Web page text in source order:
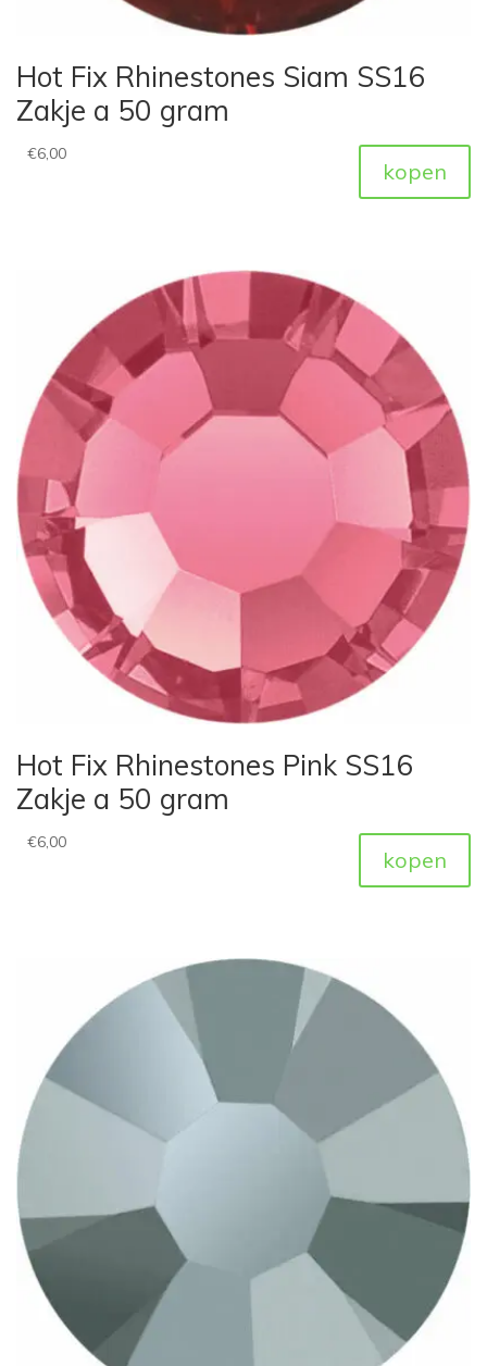
Hot Fix Rhinestones Siam SS16
Zakje a 50 gram
€6,00
kopen
Hot Fix Rhinestones Pink SS16
Zakje a 50 gram
€6,00
kopen